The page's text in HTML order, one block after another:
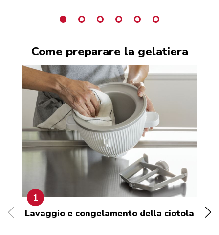
Come preparare la gelatiera
1
Lavaggio e congelamento della ciotola